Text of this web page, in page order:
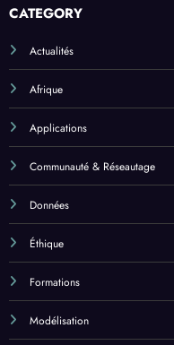
CATEGORY
Actualités
Afrique
Applications
Communauté & Réseautage
Données
Éthique
Formations
Modélisation